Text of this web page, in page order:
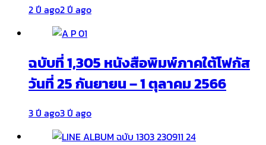
2 ปี ago2 ปี ago
ฉบับที่ 1,305 หนังสือพิมพ์ภาคใต้โฟกัส
วันที่ 25 กันยายน – 1 ตุลาคม 2566
3 ปี ago3 ปี ago